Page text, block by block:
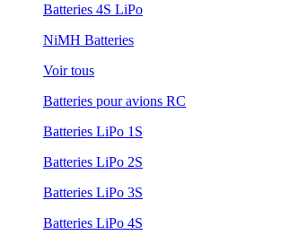
Batteries 4S LiPo
NiMH Batteries
Voir tous
Batteries pour avions RC
Batteries LiPo 1S
Batteries LiPo 2S
Batteries LiPo 3S
Batteries LiPo 4S